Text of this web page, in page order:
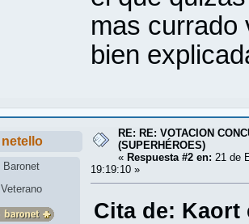
mas currado
bien
netello
Baronet
Veterano
RE: RE: VOTACION
(SUPERHÉROES)
« Respuesta #2 en: 21 de
19:19:10 »
Cita de: Kaort